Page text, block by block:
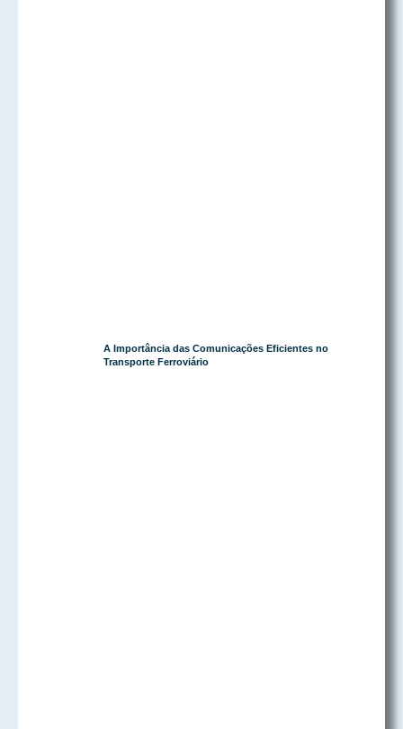
A Importância das Comunicações Eficientes no
Transporte Ferroviário